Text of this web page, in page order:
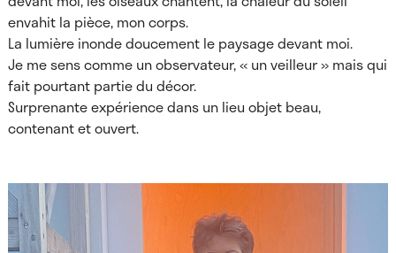
envahit la pièce, mon corps.
La lumière inonde doucement le paysage devant moi.
Je me sens comme un observateur, « un veilleur » mais qui
fait pourtant partie du décor.
Surprenante expérience dans un lieu objet beau,
contenant et ouvert.